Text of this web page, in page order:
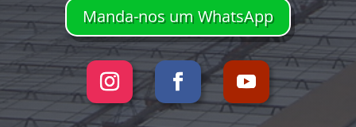
Manda-nos um WhatsApp